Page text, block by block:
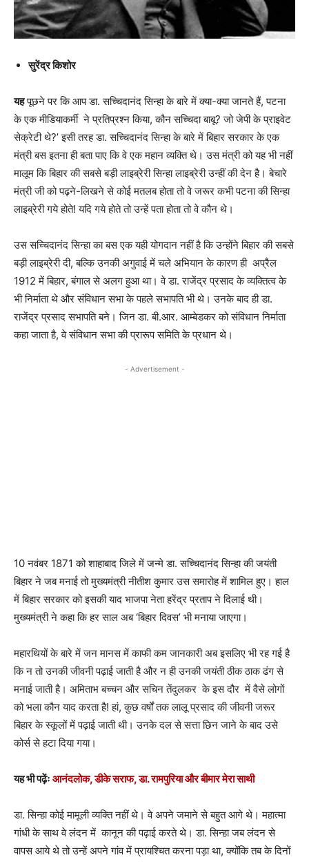
सुरेंद्र किशोर
यहपूछने पर कि आप डा. सच्चिदानंद सिन्हा के बारे में क्या-क्या जानते हैं, पटना
के एक मीडियाकर्मी ने प्रतिप्रश्न किया, कौन सच्चिदा बाबू? जो जेपी के प्राइवेट
सेक्रेटी थे?’ इसी तरह डा. सच्चिदानंद सिन्हा के बारे में बिहार सरकार के एक
मंत्री बस इतना ही बता पाए कि वे एक महान व्यक्ति थे। उस मंत्री को यह भी नहीं
मालूम कि बिहार की सबसे बड़ी लाइब्रेरी सिन्हा लाइब्रेरी उन्हीं की देन है। बेचारे
मंत्री जी को पढ़ने-लिखने से कोई मतलब होता तो वे जरूर कभी पटना की सिन्हा
लाइब्रेरी गये होते! यदि गये होते तो उन्हें पता होता तो वे कौन थे।
उस सच्चिदानंद सिन्हा का बस एक यही योगदान नहीं है कि उन्होंने बिहार की सबसे
बड़ी लाइब्रेरी दी, बल्कि उनकी अगुवाई में चले अभियान के कारण ही अप्रैल
1912 में बिहार, बंगाल से अलग हुआ था। वे डा. राजेंद्र प्रसाद के व्यक्तित्व के
भी निर्माता थे और संविधान सभा के पहले सभापति भी थे। उनके बाद ही डा.
राजेंद्र प्रसाद सभापति बने। जिन डा. बी.आर. आम्बेडकर को संविधान निर्माता
कहा जाता है, वे संविधान सभा की प्रारूप समिति के प्रधान थे।
- Advertisement -
10 नवंबर 1871 को शाहाबाद जिले में जन्मे डा. सच्चिदानंद सिन्हा की जयंती
बिहार ने जब मनाई तो मुख्यमंत्री नीतीश कुमार उस समारोह में शामिल हुए। हाल
में बिहार सरकार को इसकी याद भाजपा नेता हरेंद्र प्रताप ने दिलाई थी।
मुख्यमंत्री ने कहा कि हर साल अब ‘बिहार दिवस’ भी मनाया जाएगा।
महारथियों के बारे में जन मानस में काफी कम जानकारी अब इसलिए भी रह गई है
कि न तो उनकी जीवनी पढ़ाई जाती है और न ही उनकी जयंती ठीक ठाक ढंग से
मनाई जाती है। अमिताभ बच्चन और सचिन तेंदुलकर के इस दौर में वैसे लोगों
को भला कौन याद करता है! हां, कुछ वर्षों तक लालू प्रसाद की जीवनी जरूर
बिहार के स्कूलों में पढ़ाई जाती थी। उनके दल से सत्ता छिन जाने के बाद उसे
कोर्स से हटा दिया गया।
यह भी पढ़ेंः आनंदलोक, डीके सराफ, डा. रामपुरिया और बीमार मेरा साथी
डा. सिन्हा कोई मामूली व्यक्ति नहीं थे। वे अपने जमाने से बहुत आगे थे। महात्मा
गांधी के साथ वे लंदन में कानून की पढ़ाई करते थे। डा. सिन्हा जब लंदन से
वापस आये थे तो उन्हें अपने गांव में प्रायश्चित करना पड़ा था, क्योंकि तब के दिनों